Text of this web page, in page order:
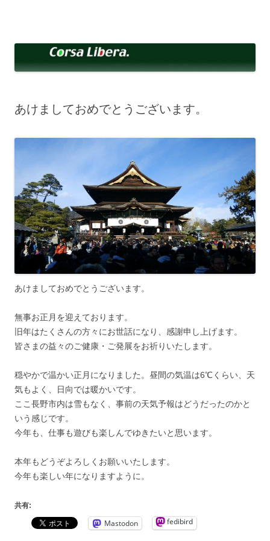
へ
ッ
あけましておめでとうございます。
あけましておめでとうございます。
無事お正月を迎えております。
旧年はたくさんの方々にお世話になり、感謝申し上げます。
皆さまの益々のご健康・ご発展をお祈りいたします。
穏やかで温かい正月になりました。昼間の気温は6℃くらい、天
気もよく、日向では暖かいです。
ここ長野市内は雪もなく、事前の天気予報はどうだったのかと
いう感じです。
今年も、仕事も遊びも楽しんでゆきたいと思います。
本年もどうぞよろしくお願いいたします。
今年も楽しい年になりますように。
共有:
Mastodon fedibird